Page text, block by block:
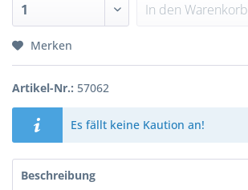
In den Warenkorb
Merken
Artikel-Nr.: 57062
Es fällt keine Kaution an!
Beschreibung